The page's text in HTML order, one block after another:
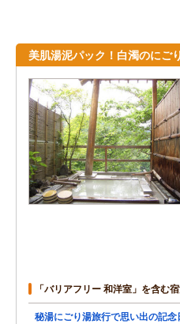
美肌湯泥パック！白濁のにご
「バリアフリー 和洋室」を含む
秘湯にごり湯旅行で思い出の記念